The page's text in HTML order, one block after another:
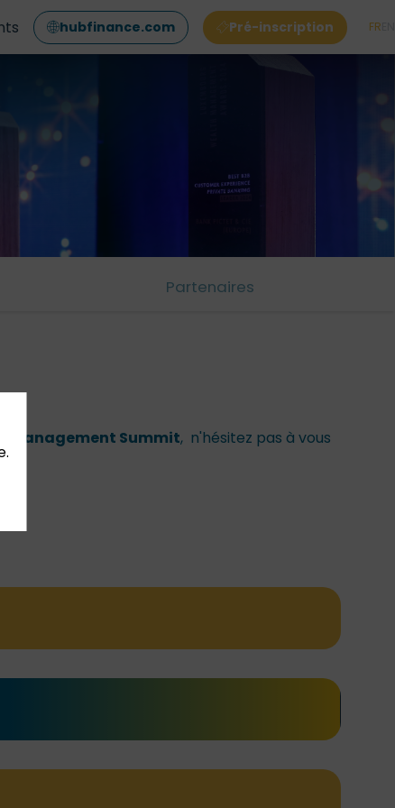
hubfinance.com Pré-inscription FR
Partenaires
Management Summit, n'hésitez pas à vous